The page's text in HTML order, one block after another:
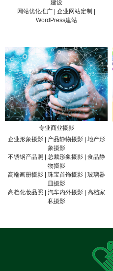
建设
网站优化推广 | 企业网站定制 |
WordPress建站
专业商业摄影
企业形象摄影 | 产品静物摄影 | 地产形
象摄影
不锈钢产品照 | 总裁形象摄影 | 食品静
物摄影
高端画册摄影 | 珠宝首饰摄影 | 玻璃器
皿摄影
高档化妆品照 | 汽车内外摄影 | 高档家
私摄影